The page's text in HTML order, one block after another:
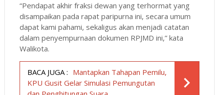
“Pendapat akhir fraksi dewan yang terhormat yang
disampaikan pada rapat paripurna ini, secara umum
dapat kami pahami, sekaligus akan menjadi catatan
dalam penyempurnaan dokumen RPJMD ini,” kata
Walikota.
BACA JUGA : Mantapkan Tahapan Pemilu,
KPU Gusit Gelar Simulasi Pemungutan